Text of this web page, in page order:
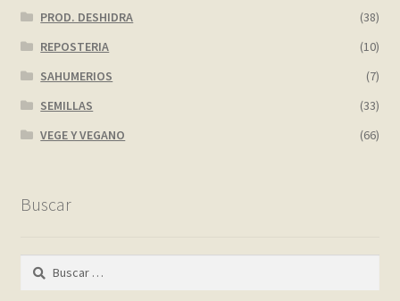
PROD. DESHIDRA
(38)
REPOSTERIA
(10)
SAHUMERIOS
(7)
SEMILLAS
(33)
VEGE Y VEGANO
(66)
Buscar
Buscar: